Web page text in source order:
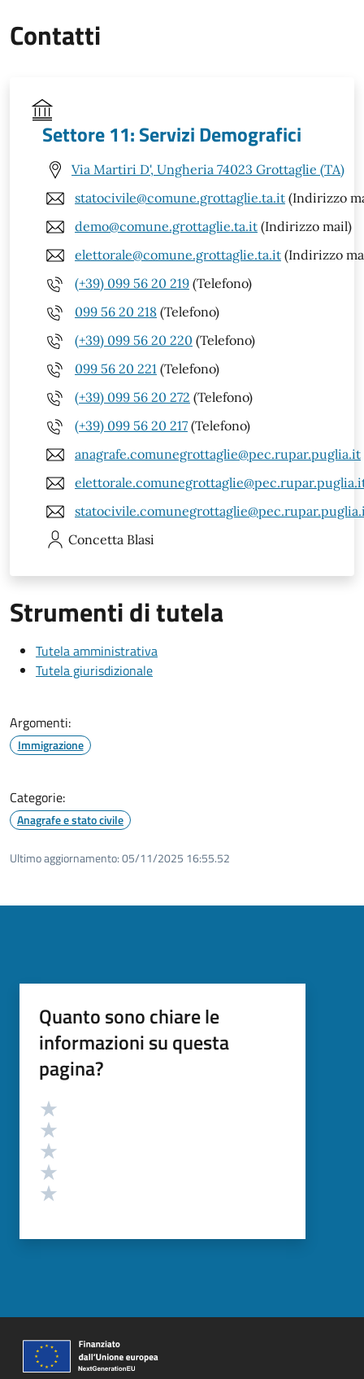
Contatti
Settore 11: Servizi Demografici
Via Martiri D', Ungheria 74023 Grottaglie (TA)
statocivile@comune.grottaglie.ta.it (Indirizzo
demo@comune.grottaglie.ta.it (Indirizzo mail)
elettorale@comune.grottaglie.ta.it (Indirizzo
(+39) 099 56 20 219 (Telefono)
099 56 20 218 (Telefono)
(+39) 099 56 20 220 (Telefono)
099 56 20 221 (Telefono)
(+39) 099 56 20 272 (Telefono)
(+39) 099 56 20 217 (Telefono)
anagrafe.comunegrottaglie@pec.rupar.puglia.it
Concetta Blasi
Strumenti di tutela
Tutela amministrativa
Tutela giurisdizionale
Argomenti:
Immigrazione
Categorie:
Anagrafe e stato civile
Ultimo aggiornamento:05/11/2025 16:55.52
Quanto sono chiare le
informazioni su questa
pagina?
Valutazione